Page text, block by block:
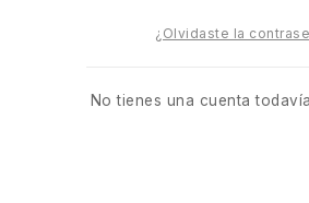
¿Olvidaste la
No tienes una cuenta